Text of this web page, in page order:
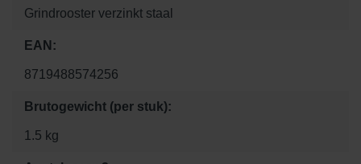
Grindrooster verzinkt staal
EAN:
8719488574256
Brutogewicht (per stuk):
1.5 kg